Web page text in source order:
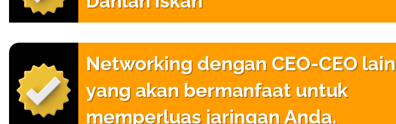
Networking dengan CEO-CEO lain
yang akan bermanfaat untuk
memperluas jaringan Anda.